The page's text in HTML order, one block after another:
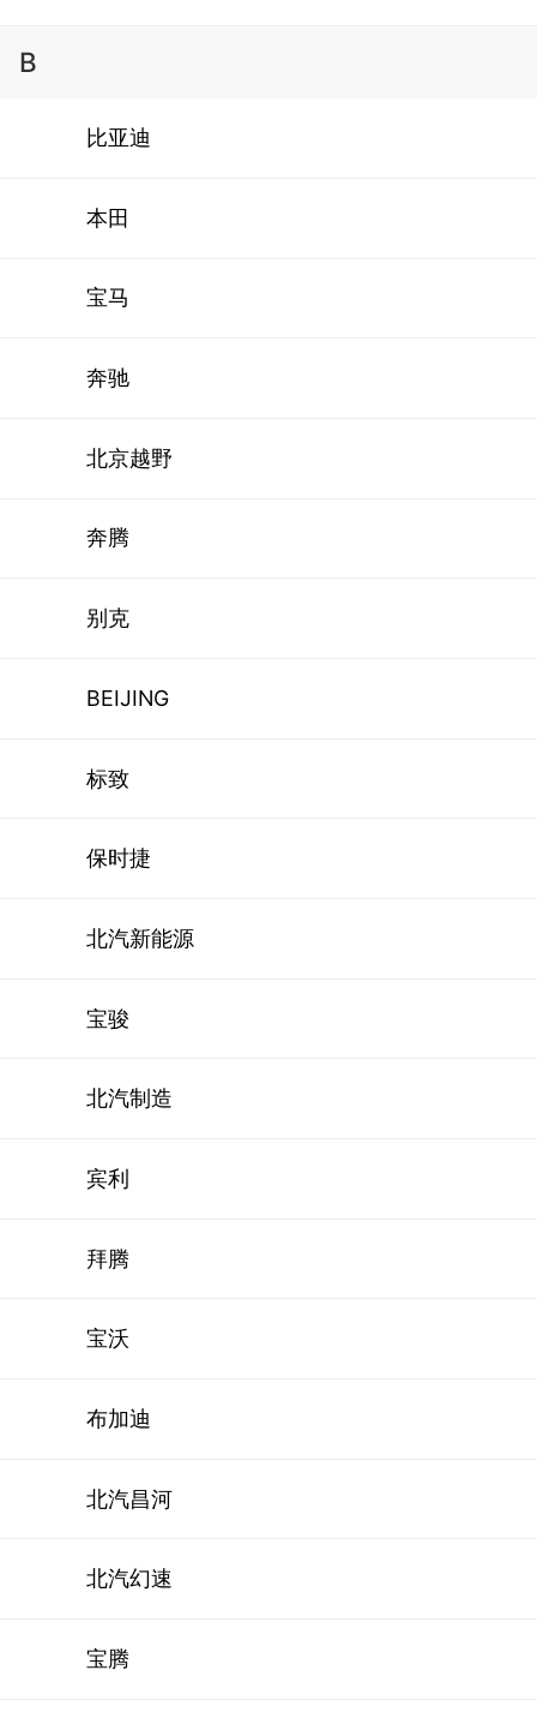
B
比亚迪
本田
宝马
奔驰
北京越野
奔腾
别克
BEIJING
标致
保时捷
北汽新能源
宝骏
北汽制造
宾利
拜腾
宝沃
布加迪
北汽昌河
北汽幻速
宝腾